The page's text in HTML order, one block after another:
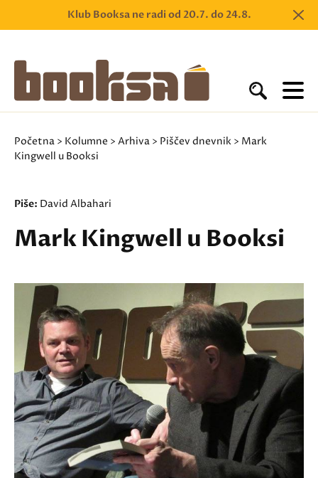
Klub Booksa ne radi od 20.7. do 24.8.
Početna > Kolumne > Arhiva > Piščev dnevnik > Mark
Kingwell u Booksi
Piše: David Albahari
Mark Kingwell u Booksi